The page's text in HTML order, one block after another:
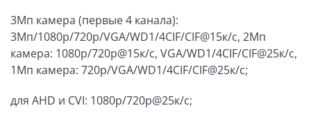
3Мп камера (первые 4 канала):
3Мп/1080p/720p/VGA/WD1/4CIF/CIF@15к/с, 2Мп
камера: 1080p/720p@15к/с, VGA/WD1/4CIF/CIF@25к/с,
1Мп камера: 720p/VGA/WD1/4CIF/CIF@25к/c;
для AHD и CVI: 1080p/720p@25к/с;